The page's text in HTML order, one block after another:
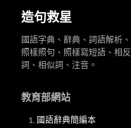
造句救星
國語字典、辭典、詞語解析、
照樣照句、照樣寫短語、相反
詞、相似詞、注音。
教育部網站
國語辭典簡編本